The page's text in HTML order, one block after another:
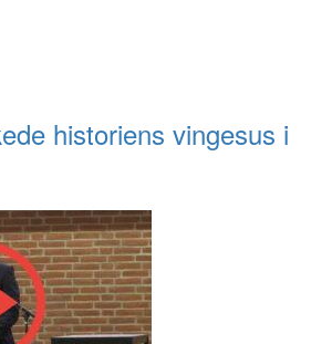
historiens vingesus i